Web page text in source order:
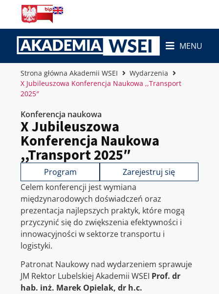
MENU
Strona główna Akademii WSEI
Wydarzenia
X Jubileuszowa Konferencja Naukowa ,,Transport
2025″
Konferencja naukowa
X Jubileuszowa
Konferencja Naukowa
,,Transport 2025″
Program
Zarejestruj się
Celem konferencji jest wymiana
międzynarodowych doświadczeń oraz
prezentacja najlepszych praktyk, które mogą
przyczynić się do zwiększenia efektywności i
innowacyjności w sektorze transportu i
logistyki.
Patronat Naukowy nad wydarzeniem sprawuje
JM Rektor Lubelskiej Akademii WSEI Prof. dr
hab. inż. Marek Opielak, dr h.c.